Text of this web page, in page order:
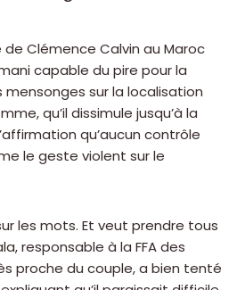
de Clémence Calvin au Maroc
capable du pire pour la
sur la localisation
qu’il dissimule jusqu’à la
qu’aucun contrôle
le geste violent sur le
les mots. Et veut prendre tous
responsable à la FFA des
proche du couple, a bien tenté